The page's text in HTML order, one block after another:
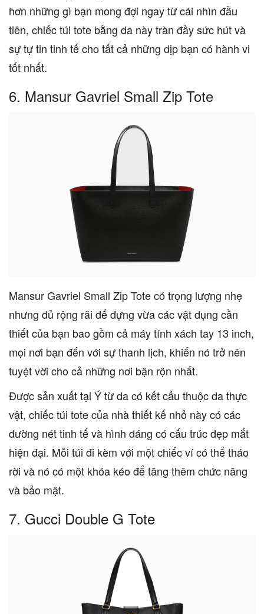
hơn những gì bạn mong đợi ngay từ cái nhìn đầu
tiên, chiếc túi tote bằng da này tràn đầy sức hút và
sự tự tin tinh tế cho tất cả những dịp bạn có hành vi
tốt nhất.
6. Mansur Gavriel Small Zip Tote
Mansur Gavriel Small Zip Tote có trọng lượng nhẹ
nhưng đủ rộng rãi để đựng vừa các vật dụng cần
thiết của bạn bao gồm cả máy tính xách tay 13 inch,
mọi nơi bạn đến với sự thanh lịch, khiến nó trở nên
tuyệt vời cho cả những nơi bận rộn nhất.
Được sản xuất tại Ý từ da có kết cấu thuộc da thực
vật, chiếc túi tote của nhà thiết kế nhỏ này có các
đường nét tinh tế và hình dáng có cấu trúc đẹp mắt
hiện đại. Mỗi túi đi kèm với một chiếc ví có thể tháo
rời và nó có một khóa kéo để tăng thêm chức năng
và bảo mật.
7. Gucci Double G Tote